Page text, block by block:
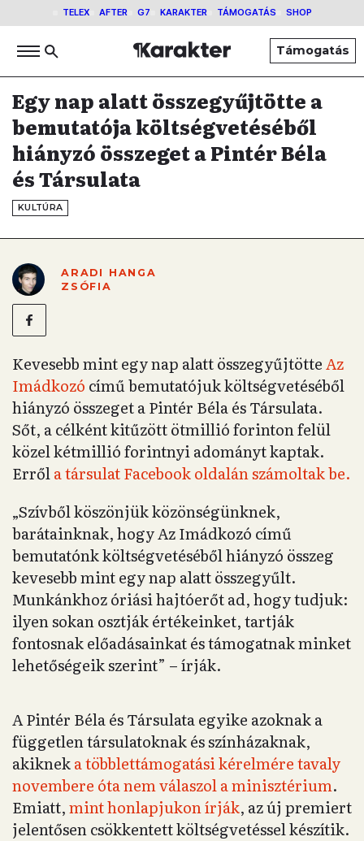
TELEX AFTER G7 KARAKTER TÁMOGATÁS SHOP
Támogatás
Egy nap alatt összegyűjtötte a
bemutatója költségvetéséből
hiányzó összeget a Pintér Béla
és Társulata
KULTÚRA
ARADI HANGA
ZSÓFIA
Kevesebb mint egy nap alatt összegyűjtötteAz
Imádkozó című bemutatójuk költségvetéséből
hiányzó összeget a Pintér Béla és Társulata.
Sőt, a célként kitűzött ötmillió forinton felül
közel kétmillió forintnyi adományt kaptak.
Errőla társulat Facebook oldalán számoltak be.
„Szívből köszönjük közönségünknek,
barátainknak, hogy Az Imádkozó című
bemutatónk költségvetéséből hiányzó összeg
kevesebb mint egy nap alatt összegyűlt.
Munkánkhoz óriási hajtóerőt ad, hogy tudjuk:
ilyen sokan osztják értékeinket, tartják
fontosnak előadásainkat és támogatnak minket
lehetőségeik szerint” – írják.
A Pintér Béla és Társulata egyike azoknak a
független társulatoknak és színházaknak,
akikneka többlettámogatási kérelmére tavaly
novembere óta nem válaszol a minisztérium.
Emiatt,mint honlapjukon írják, az új premiert
jelentősen csökkentett költségvetéssel készítik.